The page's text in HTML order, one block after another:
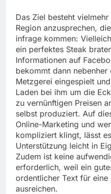
Das Ziel besteht
Region anzusprechen,
infrage kommen:
ein perfektes Steak
Informationen auf
bekommt dann
Metzgerei eingespielt
Laden bei ihm um die
zu vernünftigen Preisen
selbst produziert. Auf
Online-Marketing und
kompliziert klingt, lässt
Unterstützung leicht in
Zudem ist keine
erforderlich, weil ein
ordentlicher Text für
ausreichen.